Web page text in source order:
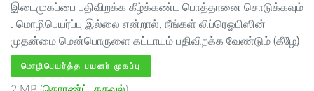
இடைமுகப்பை பதிவிறக்க கீழ்க்கண்ட பொத்தானை சொடுக்கவும்
. மொழிபெயர்ப்பு இல்லை என்றால், நீங்கள் லிப்ரெஓபிஸின்
முதன்மை மென்பொருளை கட்டாயம் பதிவிறக்க வேண்டும் (கீழே)
மொழிபெயர்த்த பயனர் முகப்பு